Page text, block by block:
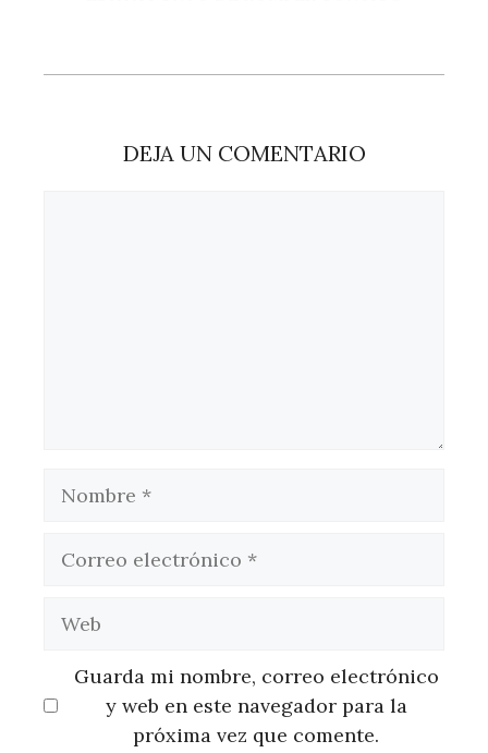
DEJA UN COMENTARIO
Guarda mi nombre, correo electrónico
y web en este navegador para la
próxima vez que comente.